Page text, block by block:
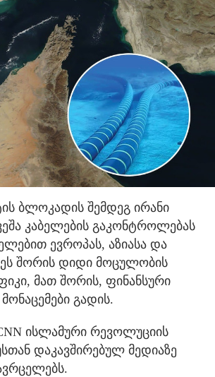
ბლოკადის შემდეგ ირანი
კაბელების გაკონტროლებას
ევროპას, აზიასა და
შორის დიდი მოცულობის
მათ შორის, ფინანსური
გადის.
ისლამური რევოლუციის
დაკავშირებულ მედიაზე